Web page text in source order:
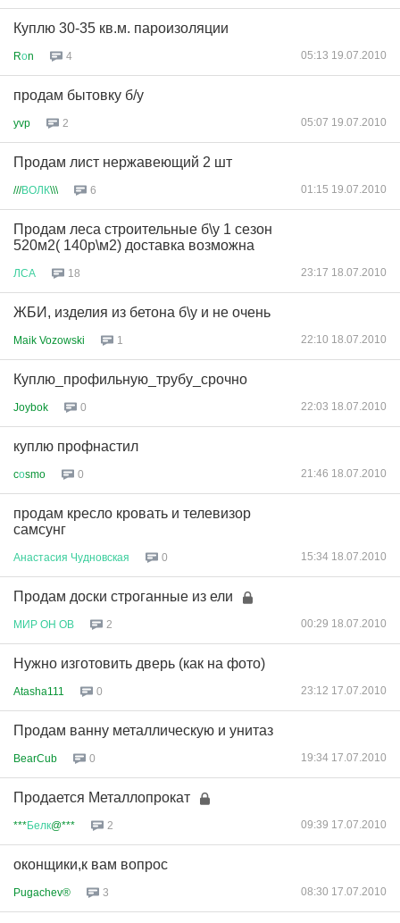
Куплю 30-35 кв.м. пароизоляции
Rоn 4 05:13 19.07.2010
продам бытовку б/у
yvp 2 05:07 19.07.2010
Продам лист нержавеющий 2 шт
///ВОЛК\\\ 6 01:15 19.07.2010
Продам леса строительные б\у 1 сезон
520м2( 140р\м2) доставка возможна
ЛСА 18 23:17 18.07.2010
ЖБИ, изделия из бетона б\у и не очень
Maik Vozowski 1 22:10 18.07.2010
Куплю_профильную_трубу_срочно
Joybok 0 22:03 18.07.2010
куплю профнастил
cоsmo 0 21:46 18.07.2010
продам кресло кровать и телевизор
самсунг
Анастасия Чудновская 0 15:34 18.07.2010
Продам доски строганные из ели
МИР ОН ОВ 2 00:29 18.07.2010
Нужно изготовить дверь (как на фото)
Atasha111 0 23:12 17.07.2010
Продам ванну металлическую и унитаз
BearCub 0 19:34 17.07.2010
Продается Металлопрокат
***Белк@*** 2 09:39 17.07.2010
оконщики,к вам вопрос
Pugachev® 3 08:30 17.07.2010